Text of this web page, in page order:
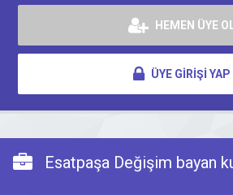
HEMEN ÜYE
ÜYE GİRİŞİ YAP
Esatpaşa Değişim bayan